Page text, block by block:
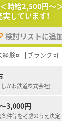
＜時給2,500円～
しています！
検討リストに追
経験可 ブランク可
かわ鉄道株式会社)
3,000円
件等を考慮のうえ決定